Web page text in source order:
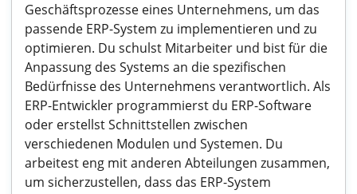
Geschäftsprozesse eines Unternehmens, um das
passende ERP-System zu implementieren und zu
optimieren. Du schulst Mitarbeiter und bist für die
Anpassung des Systems an die spezifischen
Bedürfnisse des Unternehmens verantwortlich. Als
ERP-Entwickler programmierst du ERP-Software
oder erstellst Schnittstellen zwischen
verschiedenen Modulen und Systemen. Du
arbeitest eng mit anderen Abteilungen zusammen,
um sicherzustellen, dass das ERP-System